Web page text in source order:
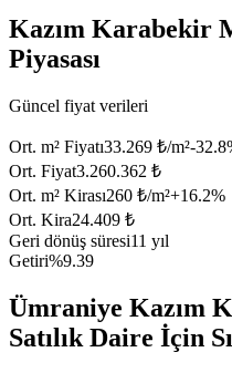
Kazım Karabekir
Piyasası
Güncel fiyat verileri
Ort. m² Fiyatı33.269 ₺/m²-32.8
Ort. Fiyat3.260.362 ₺
Ort. m² Kirası260 ₺/m²+16.2%
Ort. Kira24.409 ₺
Geri dönüş süresi11 yıl
Getiri%9.39
Ümraniye Kazım
Satılık Daire İçin